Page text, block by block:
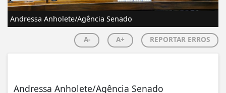
Andressa Anholete/Agência Senado
A- A+ REPORTAR ERROS
Andressa Anholete/Agência Senado